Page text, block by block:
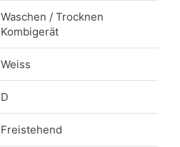
Waschen / Trocknen
Kombigerät
Weiss
D
Freistehend